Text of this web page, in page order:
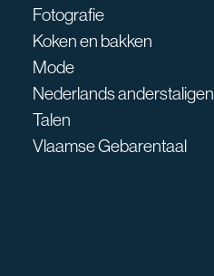
Fotografie
Koken en bakken
Mode
Nederlands anderstaligen
Talen
Vlaamse Gebarentaal